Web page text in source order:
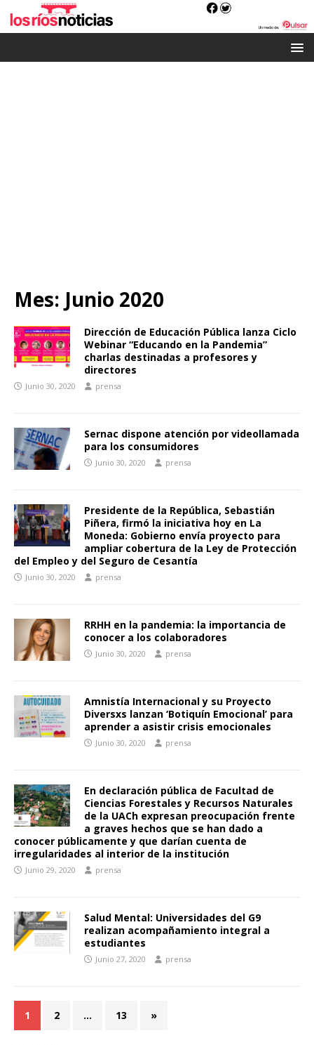
Mes: Junio 2020
Dirección de Educación Pública lanza Ciclo
Webinar “Educando en la Pandemia”
charlas destinadas a profesores y
directores
Junio 30, 2020 prensa
Sernac dispone atención por videollamada
para los consumidores
Junio 30, 2020 prensa
Presidente de la República, Sebastián
Piñera, firmó la iniciativa hoy en La
Moneda: Gobierno envía proyecto para
ampliar cobertura de la Ley de Protección
del Empleo y del Seguro de Cesantía
Junio 30, 2020 prensa
RRHH en la pandemia: la importancia de
conocer a los colaboradores
Junio 30, 2020 prensa
Amnistía Internacional y su Proyecto
Diversxs lanzan ‘Botiquín Emocional’ para
aprender a asistir crisis emocionales
Junio 30, 2020 prensa
En declaración pública de Facultad de
Ciencias Forestales y Recursos Naturales
de la UACh expresan preocupación frente
a graves hechos que se han dado a
conocer públicamente y que darían cuenta de
irregularidades al interior de la institución
Junio 29, 2020 prensa
Salud Mental: Universidades del G9
realizan acompañamiento integral a
estudiantes
Junio 27, 2020 prensa
1 2 … 13 »